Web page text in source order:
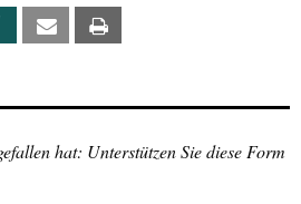
Xing Email
hat: Unterstützen Sie diese Form